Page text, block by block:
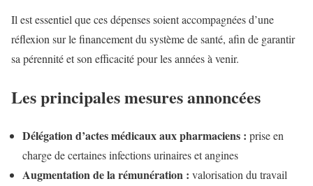
Il est essentiel que ces dépenses soient accompagnées d’une
réflexion sur le financement du système de santé, afin de garantir
sa pérennité et son efficacité pour les années à venir.
Les principales mesures annoncées
Délégation d’actes médicaux aux pharmaciens : prise en
charge de certaines infections urinaires et angines
Augmentation de la rémunération : valorisation du travail